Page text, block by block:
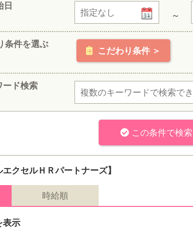
日
～
条件を選ぶ
こだわり条件 ＞
ード検索
この条件で検索
クセルＨＲパートナーズ】
時給順
表示